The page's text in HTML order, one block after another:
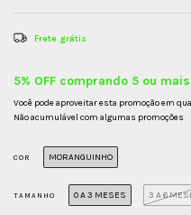
Frete grátis
5% OFF comprando 5 ou
Você pode aproveitar esta promoção em
Não acumulável com algumas promoções
COR MORANGUINHO
TAMANHO 0 A 3 MESES 3 A 6